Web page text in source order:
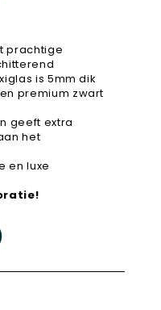
prachtige
is 5mm dik
premium zwart
geeft extra
het
en luxe